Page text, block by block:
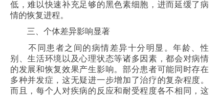
低，难以快速补充足够的黑色素细胞，进而延缓了病
情的恢复进程。
三、个体差异影响显著
不同患者之间的病情差异十分明显。年龄、性
别、生活环境以及心理状态等诸多因素，都会对病情
的发展和恢复效果产生影响。部分患者可能同时存在
多种并发症，这无疑进一步增加了治疗的复杂程度。
而且，每个人对疾病的反应和耐受程度各不相同，这